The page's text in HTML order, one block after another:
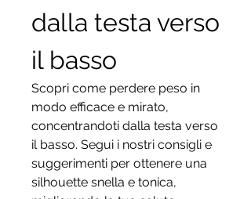
dalla testa verso
il basso
Scopri come perdere peso in
modo efficace e mirato,
concentrandoti dalla testa verso
il basso. Segui i nostri consigli e
suggerimenti per ottenere una
silhouette snella e tonica,